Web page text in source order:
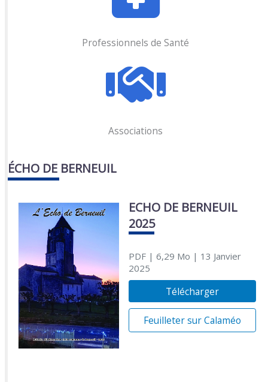
Professionnels de Santé
Associations
ÉCHO DE BERNEUIL
ECHO DE BERNEUIL
2025
PDF| 6,29 Mo | 13 Janvier
2025
Télécharger
Feuilleter sur Calaméo